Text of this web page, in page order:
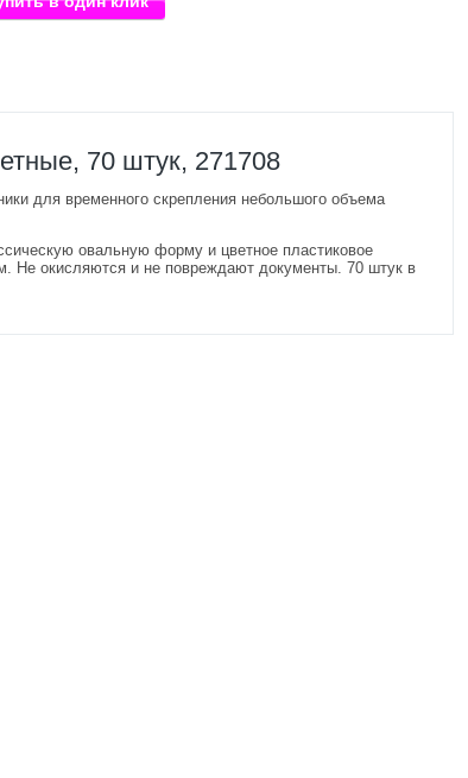
70 штук, 271708
для временного скрепления небольшого объема
овальную форму и цветное пластиковое
Не окисляются и не повреждают документы. 70 штук в